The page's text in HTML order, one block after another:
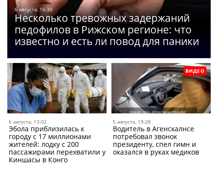
6 августа, 16:30
Несколько тревожных задержаний
педофилов в Рижском регионе: что
известно и есть ли повод для паники
6 августа, 13:02
Эбола приблизилась к
городу с 17 миллионами
жителей: лодку с 200
пассажирами перехватили у
Киншасы в Конго
ВИДЕО
5 августа, 19:28
Водитель в Агенскалнсе
потребовал звонок
президенту, спел гимн и
оказался в руках медиков